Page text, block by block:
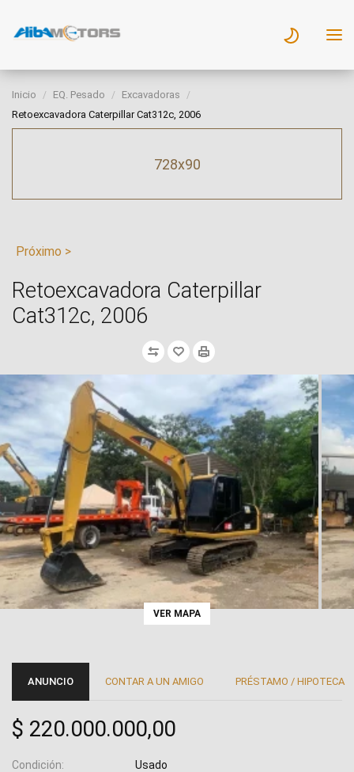
Inicio EQ. Pesado
Excavadoras
Retoexcavadora Caterpillar Cat312c, 2006
728x90
Próximo >
Retoexcavadora Caterpillar
Cat312c, 2006
VER MAPA
ANUNCIO CONTAR A UN AMIGO PRÉSTAMO / HIPOTECA
$ 220.000.000,00
Condición
Usado